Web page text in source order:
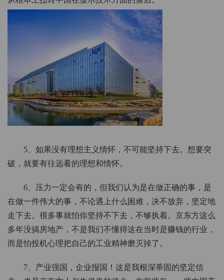
5、如果没有理想主义情怀，不可能坚持下去。想要突
破，就要有往远看的理想和情怀。
6、压力一定会有的，但我们认为是在做正确的事，是
在做一件伟大的事，不论遇上什么困难，决不放弃，坚定地
走下去。很多事就怕你坚持不下去，不够执着。京东方这么
多年没搞房地产，不是我们不懂得这在当时是赚钱的行业，
而是怕投机心理把自己的工业精神磨灭掉了。
7、产业强国，企业报国！这是我根深蒂固的坚定信